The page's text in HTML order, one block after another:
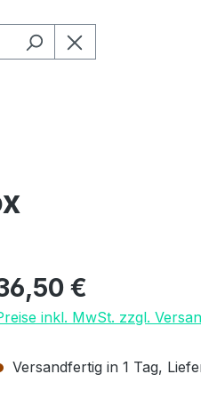
Preis:
€
inkl. MwSt. zzgl.
Versandfertig in 1 Tag,